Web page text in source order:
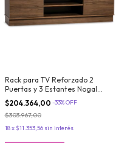
Rack para TV Reforzado 2
Puertas y 3 Estantes Nogal
Maximo Milan
$204.364,00 -33%OFF
$303.967,00
18x $11.353,56 sin interés